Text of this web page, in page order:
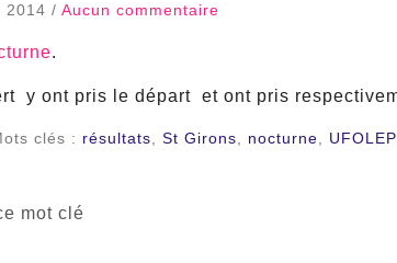
2014 / Aucun commentaire
.
y ont pris le départ et ont pris
clés : résultats, St Girons, nocturne, UFOLEP
mot clé